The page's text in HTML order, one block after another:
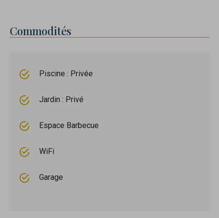
Commodités
Piscine : Privée
Jardin : Privé
Espace Barbecue
WiFi
Garage